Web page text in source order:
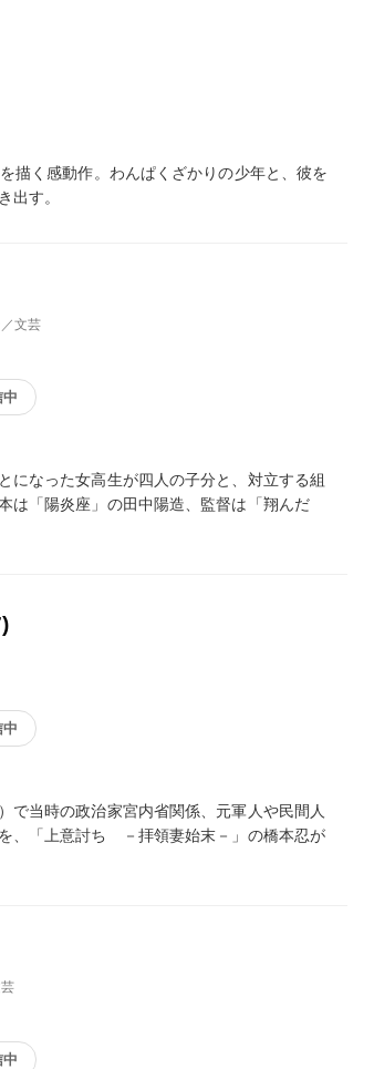
描く感動作。わんぱくざかりの少年と、彼を
出す。
文芸
中
になった女高生が四人の子分と、対立する組
は「陽炎座」の田中陽造、監督は「翔んだ
中
で当時の政治家宮内省関係、元軍人や民間人
、「上意討ち －拝領妻始末－」の橋本忍が
中